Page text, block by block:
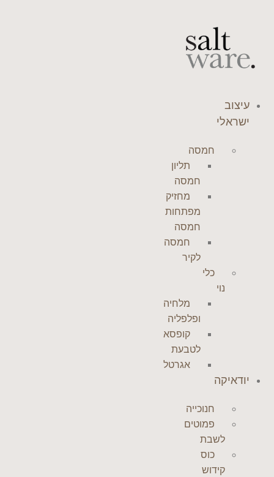
עיצוב
ישראלי
חמסה
תליון
חמסה
מחזיק
מפתחות
חמסה
חמסה
לקיר
כלי
נוי
מלחיה
ופלפליה
קופסא
לטבעת
אגרטל
יודאיקה
חנוכייה
פמוטים
לשבת
כוס
קידוש